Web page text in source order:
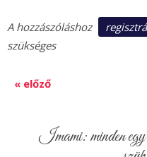
A hozzászóláshoz
szükséges
« előző
Imami: minden egy